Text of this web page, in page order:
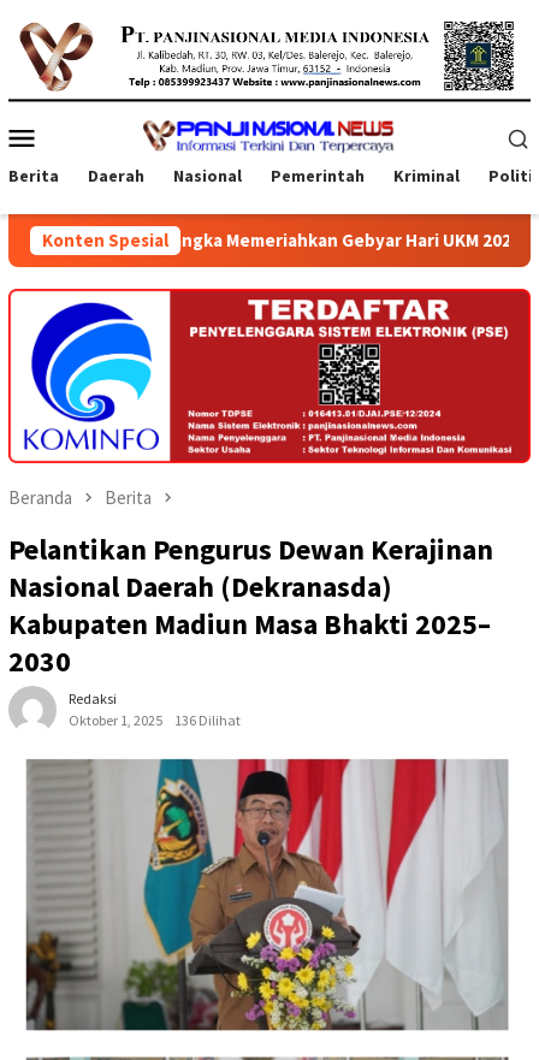
konten
Mobile
Berita Daerah Nasional Pemerintah Kriminal
Konten Spesial
Memeriahkan Gebyar Hari UKM 2026 di Atrium Ambarrukmo
Beranda Berita
Pelantikan Pengurus Dewan Kerajinan
Nasional Daerah (Dekranasda)
Kabupaten Madiun Masa Bhakti 2025–
2030
Redaksi
Oktober 1, 2025
136 Dilihat